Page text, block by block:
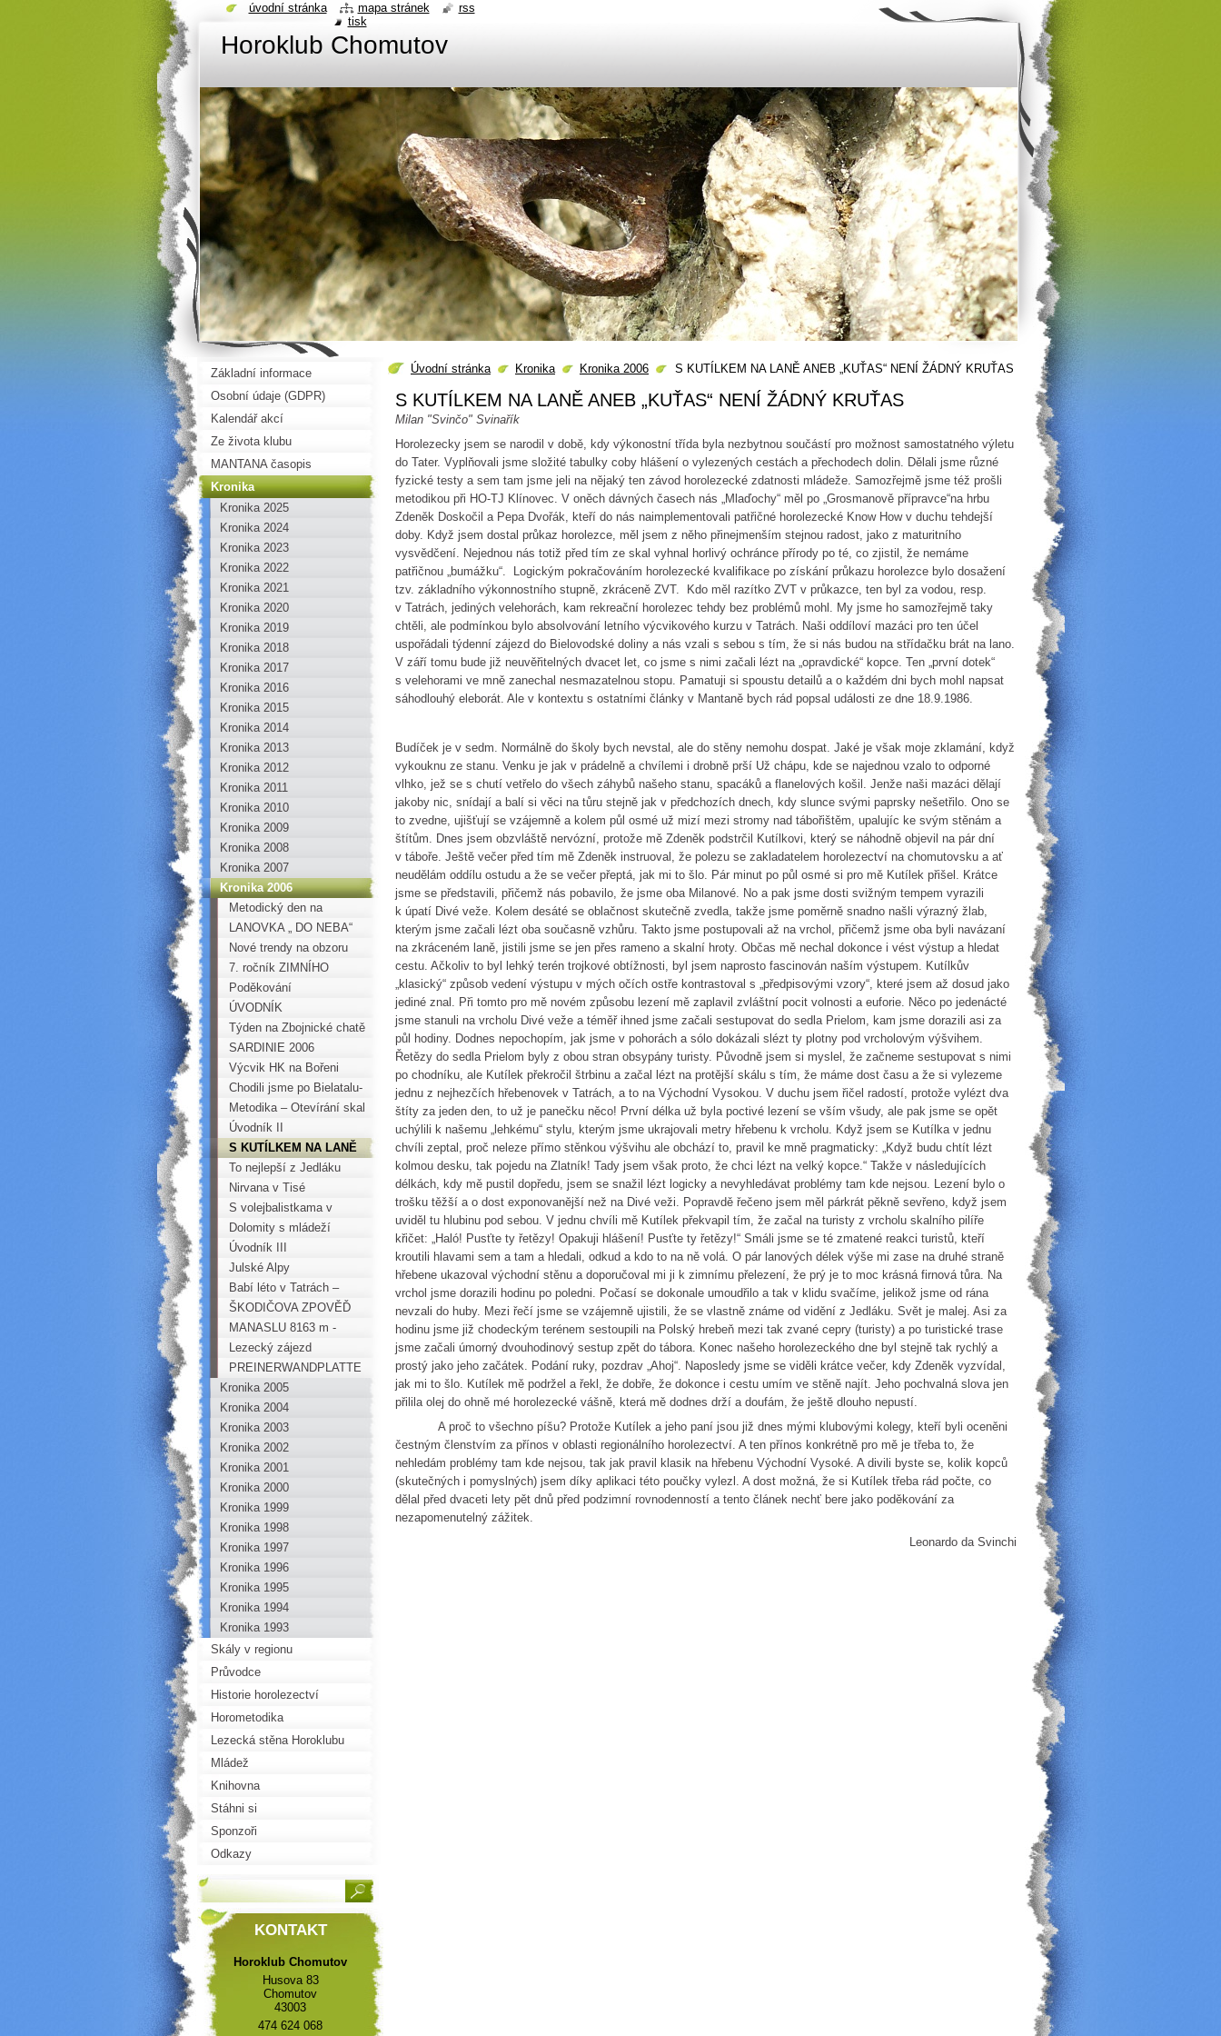
Horoklub Chomutov
Úvodní stránka Kronika Kronika 2006 S KUTÍLKEM NA LANĚ ANEB „KUŤAS“ NENÍ ŽÁDNÝ KRUŤAS
S KUTÍLKEM NA LANĚ ANEB „KUŤAS“ NENÍ ŽÁDNÝ KRUŤAS
Milan "Svinčo" Svinařík
Horolezecky jsem se narodil v době, kdy výkonostní třída byla nezbytnou součástí pro možnost samostatného výletu
do Tater. Vyplňovali jsme složité tabulky coby hlášení o vylezených cestách a přechodech dolin. Dělali jsme různé
fyzické testy a sem tam jsme jeli na nějaký ten závod horolezecké zdatnosti mládeže. Samozřejmě jsme též prošli
metodikou při HO-TJ Klínovec. V oněch dávných časech nás „Mlaďochy“ měl po „Grosmanově přípravce“na hrbu
Zdeněk Doskočil a Pepa Dvořák, kteří do nás naimplementovali patřičné horolezecké Know How v duchu tehdejší
doby. Když jsem dostal průkaz horolezce, měl jsem z něho přinejmenším stejnou radost, jako z maturitního
vysvědčení. Nejednou nás totiž před tím ze skal vyhnal horlivý ochránce přírody po té, co zjistil, že nemáme
patřičnou „bumážku“. Logickým pokračováním horolezecké kvalifikace po získání průkazu horolezce bylo dosažení
tzv. základního výkonnostního stupně, zkráceně ZVT. Kdo měl razítko ZVT v průkazce, ten byl za vodou, resp.
v Tatrách, jediných velehorách, kam rekreační horolezec tehdy bez problémů mohl. My jsme ho samozřejmě taky
chtěli, ale podmínkou bylo absolvování letního výcvikového kurzu v Tatrách. Naši oddíloví mazáci pro ten účel
uspořádali týdenní zájezd do Bielovodské doliny a nás vzali s sebou s tím, že si nás budou na střídačku brát na lano.
V září tomu bude již neuvěřitelných dvacet let, co jsme s nimi začali lézt na „opravdické“ kopce. Ten „první dotek“
s velehorami ve mně zanechal nesmazatelnou stopu. Pamatuji si spoustu detailů a o každém dni bych mohl napsat
sáhodlouhý eleborát. Ale v kontextu s ostatními články v Mantaně bych rád popsal události ze dne 18.9.1986.
Budíček je v sedm. Normálně do školy bych nevstal, ale do stěny nemohu dospat. Jaké je však moje zklamání, když
vykouknu ze stanu. Venku je jak v prádelně a chvílemi i drobně prší Už chápu, kde se najednou vzalo to odporné
vlhko, jež se s chutí vetřelo do všech záhybů našeho stanu, spacáků a flanelových košil. Jenže naši mazáci dělají
jakoby nic, snídají a balí si věci na tůru stejně jak v předchozích dnech, kdy slunce svými paprsky nešetřilo. Ono se
to zvedne, ujišťují se vzájemně a kolem půl osmé už mizí mezi stromy nad tábořištěm, upalujíc ke svým stěnám a
štítům. Dnes jsem obzvláště nervózní, protože mě Zdeněk podstrčil Kutílkovi, který se náhodně objevil na pár dní
v táboře. Ještě večer před tím mě Zdeněk instruoval, že polezu se zakladatelem horolezectví na chomutovsku a ať
neudělám oddílu ostudu a že se večer přeptá, jak mi to šlo. Pár minut po půl osmé si pro mě Kutílek přišel. Krátce
jsme se představili, přičemž nás pobavilo, že jsme oba Milanové. No a pak jsme dosti svižným tempem vyrazili
k úpatí Divé veže. Kolem desáté se oblačnost skutečně zvedla, takže jsme poměrně snadno našli výrazný žlab,
kterým jsme začali lézt oba současně vzhůru. Takto jsme postupovali až na vrchol, přičemž jsme oba byli navázaní
na zkráceném laně, jistili jsme se jen přes rameno a skalní hroty. Občas mě nechal dokonce i vést výstup a hledat
cestu. Ačkoliv to byl lehký terén trojkové obtížnosti, byl jsem naprosto fascinován naším výstupem. Kutílkův
„klasický“ způsob vedení výstupu v mých očích ostře kontrastoval s „předpisovými vzory“, které jsem až dosud jako
jediné znal. Při tomto pro mě novém způsobu lezení mě zaplavil zvláštní pocit volnosti a euforie. Něco po jedenácté
jsme stanuli na vrcholu Divé veže a téměř ihned jsme začali sestupovat do sedla Prielom, kam jsme dorazili asi za
půl hodiny. Dodnes nepochopím, jak jsme v pohorách a sólo dokázali slézt ty plotny pod vrcholovým výšvihem.
Řetězy do sedla Prielom byly z obou stran obsypány turisty. Původně jsem si myslel, že začneme sestupovat s nimi
po chodníku, ale Kutílek překročil štrbinu a začal lézt na protější skálu s tím, že máme dost času a že si vylezeme
jednu z nejhezčích hřebenovek v Tatrách, a to na Východní Vysokou. V duchu jsem řičel radostí, protože vylézt dva
štíty za jeden den, to už je panečku něco! První délka už byla poctivé lezení se vším všudy, ale pak jsme se opět
uchýlili k našemu „lehkému“ stylu, kterým jsme ukrajovali metry hřebenu k vrcholu. Když jsem se Kutílka v jednu
chvíli zeptal, proč neleze přímo stěnkou výšvihu ale obchází to, pravil ke mně pragmaticky: „Když budu chtít lézt
kolmou desku, tak pojedu na Zlatník! Tady jsem však proto, že chci lézt na velký kopce.“ Takže v následujících
délkách, kdy mě pustil dopředu, jsem se snažil lézt logicky a nevyhledávat problémy tam kde nejsou. Lezení bylo o
trošku těžší a o dost exponovanější než na Divé veži. Popravdě řečeno jsem měl párkrát pěkně sevřeno, když jsem
uviděl tu hlubinu pod sebou. V jednu chvíli mě Kutílek překvapil tím, že začal na turisty z vrcholu skalního pilíře
křičet: „Haló! Pusťte ty řetězy! Opakuji hlášení! Pusťte ty řetězy!“ Smáli jsme se té zmatené reakci turistů, kteří
kroutili hlavami sem a tam a hledali, odkud a kdo to na ně volá. O pár lanových délek výše mi zase na druhé straně
hřebene ukazoval východní stěnu a doporučoval mi ji k zimnímu přelezení, že prý je to moc krásná firnová tůra. Na
vrchol jsme dorazili hodinu po poledni. Počasí se dokonale umoudřilo a tak v klidu svačíme, jelikož jsme od rána
nevzali do huby. Mezi řečí jsme se vzájemně ujistili, že se vlastně známe od vidění z Jedláku. Svět je malej. Asi za
hodinu jsme již chodeckým terénem sestoupili na Polský hrebeň mezi tak zvané cepry (turisty) a po turistické trase
jsme začali úmorný dvouhodinový sestup zpět do tábora. Konec našeho horolezeckého dne byl stejně tak rychlý a
prostý jako jeho začátek. Podání ruky, pozdrav „Ahoj“. Naposledy jsme se viděli krátce večer, kdy Zdeněk vyzvídal,
jak mi to šlo. Kutílek mě podržel a řekl, že dobře, že dokonce i cestu umím ve stěně najít. Jeho pochvalná slova jen
přilila olej do ohně mé horolezecké vášně, která mě dodnes drží a doufám, že ještě dlouho nepustí.
A proč to všechno píšu? Protože Kutílek a jeho paní jsou již dnes mými klubovými kolegy, kteří byli oceněni
čestným členstvím za přínos v oblasti regionálního horolezectví. A ten přínos konkrétně pro mě je třeba to, že
nehledám problémy tam kde nejsou, tak jak pravil klasik na hřebenu Východní Vysoké. A divili byste se, kolik kopců
(skutečných i pomyslných) jsem díky aplikaci této poučky vylezl. A dost možná, že si Kutílek třeba rád počte, co
dělal před dvaceti lety pět dnů před podzimní rovnodenností a tento článek nechť bere jako poděkování za
nezapomenutelný zážitek.
Leonardo da Svinchi
Základní informace
Osobní údaje (GDPR)
Kalendář akcí
Ze života klubu
MANTANA časopis
Kronika
Kronika 2025
Kronika 2024
Kronika 2023
Kronika 2022
Kronika 2021
Kronika 2020
Kronika 2019
Kronika 2018
Kronika 2017
Kronika 2016
Kronika 2015
Kronika 2014
Kronika 2013
Kronika 2012
Kronika 2011
Kronika 2010
Kronika 2009
Kronika 2008
Kronika 2007
Kronika 2006
Metodický den na
skalách v Perštejně
LANOVKA „ DO NEBA“
Nové trendy na obzoru
aneb soumrak klasiků
7. ročník ZIMNÍHO
TÁBOŘENÍ
HOROKLUBU
CHOMUTOV
Poděkování
ÚVODNÍK
Týden na Zbojnické chatě
SARDINIE 2006
Výcvik HK na Bořeni
Chodili jsme po Bielatalu-
Ottomühle
Metodika – Otevírání skal
Úvodník II
S KUTÍLKEM NA LANĚ
ANEB „KUŤAS“ NENÍ
ŽÁDNÝ KRUŤAS
To nejlepší z Jedláku
Nirvana v Tisé
S volejbalistkama v
Bürschlickejch stěnách
Dolomity s mládeží
Úvodník III
Julské Alpy
Babí léto v Tatrách –
Brnčálka
ŠKODIČOVA ZPOVĚĎ
ANEB KOUZLA S ČÍSLY
MANASLU 8163 m -
report
Lezecký zájezd
HOROKROUŽKU do
italských Dolomit
PREINERWANDPLATTE
- MEGARAJBÁK V
OBLACÍCH
Kronika 2005
Kronika 2004
Kronika 2003
Kronika 2002
Kronika 2001
Kronika 2000
Kronika 1999
Kronika 1998
Kronika 1997
Kronika 1996
Kronika 1995
Kronika 1994
Kronika 1993
Skály v regionu
Průvodce
Historie horolezectví
Horometodika
Lezecká stěna Horoklubu
Mládež
Knihovna
Stáhni si
Sponzoři
Odkazy
KONTAKT
Horoklub Chomutov
Husova 83
Chomutov
43003
474 624 068
úvodní stránka mapa stránek
rss
tisk